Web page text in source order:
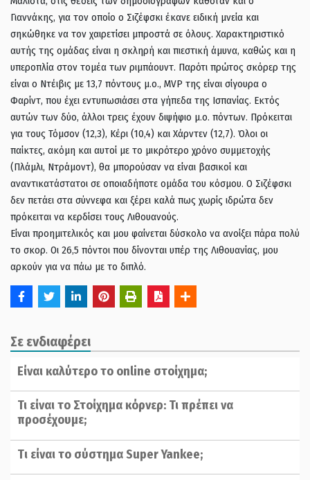
Γιαννάκης, για τον οποίο ο Σιζέφσκι έκανε ειδική μνεία και
σηκώθηκε να τον χαιρετίσει μπροστά σε όλους. Χαρακτηριστικό
αυτής της ομάδας είναι η σκληρή και πιεστική άμυνα, καθώς και η
υπεροπλία στον τομέα των ριμπάουντ. Παρότι πρώτος σκόρερ της
είναι ο Ντέιβις με 13,7 πόντους μ.ο., MVP της είναι σίγουρα ο
Φαρίντ, που έχει εντυπωσιάσει στα γήπεδα της Ισπανίας. Εκτός
αυτών των δύο, άλλοι τρεις έχουν διψήφιο μ.ο. πόντων. Πρόκειται
για τους Τόμσον (12,3), Κέρι (10,4) και Χάρντεν (12,7). Όλοι οι
παίκτες, ακόμη και αυτοί με το μικρότερο χρόνο συμμετοχής
(Πλάμλι, Ντράμοντ), θα μπορούσαν να είναι βασικοί και
αναντικατάστατοι σε οποιαδήποτε ομάδα του κόσμου. Ο Σιζέφσκι
δεν πετάει στα σύννεφα και ξέρει καλά πως χωρίς ιδρώτα δεν
πρόκειται να κερδίσει τους Λιθουανούς.
Είναι προημιτελικός και μου φαίνεται δύσκολο να ανοίξει πάρα πολύ
το σκορ. Οι 26,5 πόντοι που δίνονται υπέρ της Λιθουανίας, μου
αρκούν για να πάω με το διπλό.
Σε ενδιαφέρει
Είναι καλύτερο το online στοίχημα;
Τι είναι το Στοίχημα κόρνερ: Τι πρέπει να
προσέχουμε;
Tι είναι το σύστημα Super Yankee;